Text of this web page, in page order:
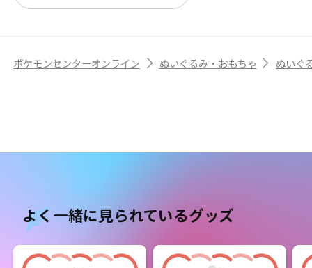
ポケモンセンターオンライン ぬいぐるみ・おもちゃ ぬいぐ
よく一緒に見られているグッズ